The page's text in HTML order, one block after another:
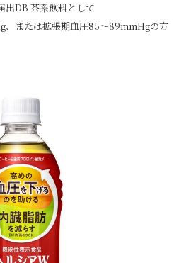
出DB 茶系飲料として
、または拡張期血圧85～89mmHgの方